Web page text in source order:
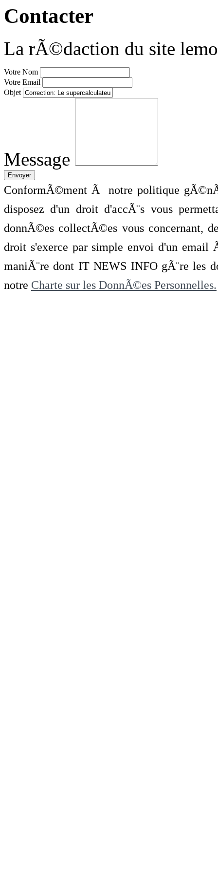
Contacter
La rÃ©daction du site
Votre Nom
Votre Email
Objet
Message
ConformÃ©ment Ã notre politique
disposez d'un droit d'accÃ¨s vous
donnÃ©es collectÃ©es vous concernant,
droit s'exerce par simple envoi d'un
maniÃ¨re dont IT NEWS INFO gÃ¨re les
notre Charte sur les DonnÃ©es Personnelles.